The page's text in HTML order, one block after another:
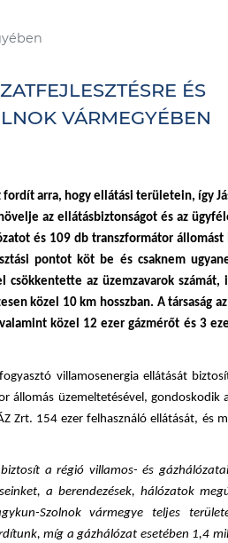
ÉS
VÁRMEGYÉBEN
fordít arra, hogy ellátási területein, így
az ellátásbiztonságot és az
és 109 db transzformátor
pontot köt be és csaknem
az üzemzavarok
közel 10 km hosszban. A társaság
közel 12 ezer gázmérőt és 3
villamosenergia ellátását
üzemeltetésével, gondoskodik
Zrt. 154 ezer felhasználó ellátását, és
a régió villamos- és
a berendezések, hálózatok
Szolnok vármegye teljes
míg a gázhálózat esetében 1,4